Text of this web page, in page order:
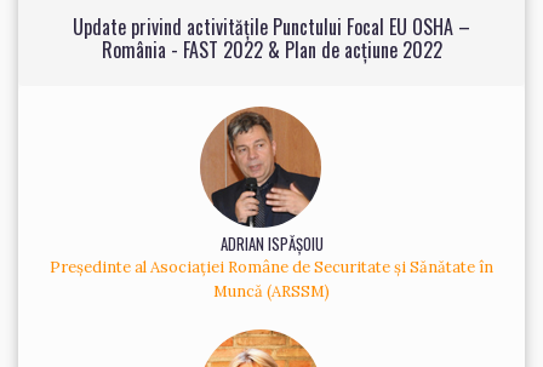
Update privind activitățile Punctului Focal EU OSHA –
România - FAST 2022 & Plan de acțiune 2022
ADRIAN ISPĂȘOIU
Președinte al Asociației Române de Securitate și Sănătate în
Muncă (ARSSM)